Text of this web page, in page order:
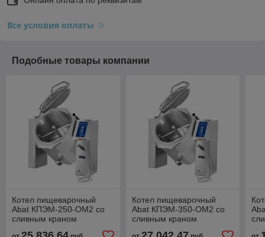
Все условия оплаты
Подобные товары компании
Котел пищеварочный
Abat КПЭМ-250-ОМ2 со
сливным краном
Котел пищеварочный
Abat КПЭМ-350-ОМ2 со
сливным краном